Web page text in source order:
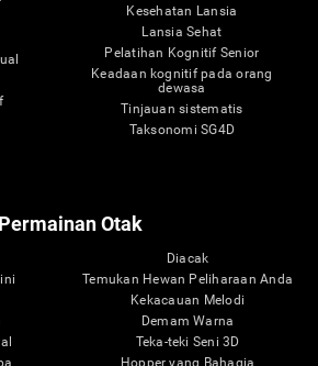
Kesehatan Lansia
Lansia Sehat
Pelatihan Kognitif Senior
Keadaan kognitif pada orang
dewasa
Tinjauan sistematis
Taksonomi SG4D
Permainan Otak
Diacak
Temukan Hewan Peliharaan Anda
Kekacauan Melodi
Demam Warna
Teka-teki Seni 3D
Hopper yang Bahagia